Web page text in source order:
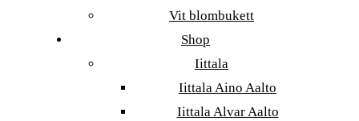
Vit blombukett
Shop
Iittala
Iittala Aino Aalto
Iittala Alvar Aalto